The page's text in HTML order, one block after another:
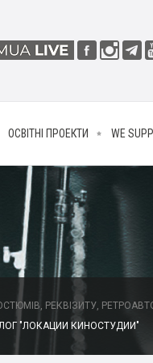
ОСВІТНІ ПРОЕКТИ WE
РЕКВІЗИТУ,
"ЛОКАЦИИ КИНОСТУДИИ"